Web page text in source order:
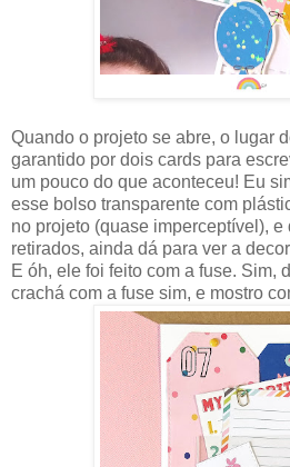
Quando o projeto se abre, o lugar
garantido por dois cards para
um pouco do que aconteceu! Eu
esse bolso transparente com
no projeto (quase imperceptível),
retirados, ainda dá para ver a
E óh, ele foi feito com a fuse. Sim,
crachá com a fuse sim, e mostro